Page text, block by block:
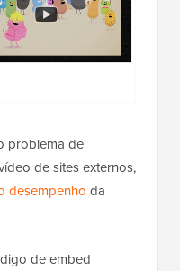
problema de
de sites externos,
desempenho da
de embed